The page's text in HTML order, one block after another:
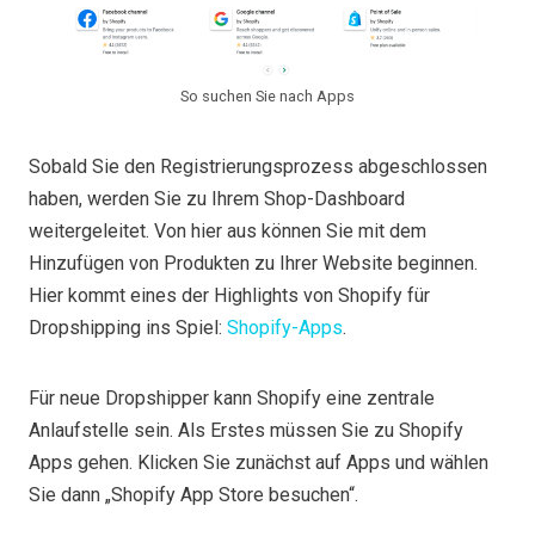
So suchen Sie nach Apps
Sobald Sie den Registrierungsprozess abgeschlossen
haben, werden Sie zu Ihrem Shop-Dashboard
weitergeleitet. Von hier aus können Sie mit dem
Hinzufügen von Produkten zu Ihrer Website beginnen.
Hier kommt eines der Highlights von Shopify für
Dropshipping ins Spiel: Shopify-Apps.
Für neue Dropshipper kann Shopify eine zentrale
Anlaufstelle sein. Als Erstes müssen Sie zu Shopify
Apps gehen. Klicken Sie zunächst auf Apps und wählen
Sie dann „Shopify App Store besuchen“.